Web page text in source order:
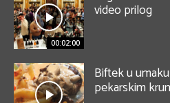
00:02:00
video prilog
Biftek u
pekarskim